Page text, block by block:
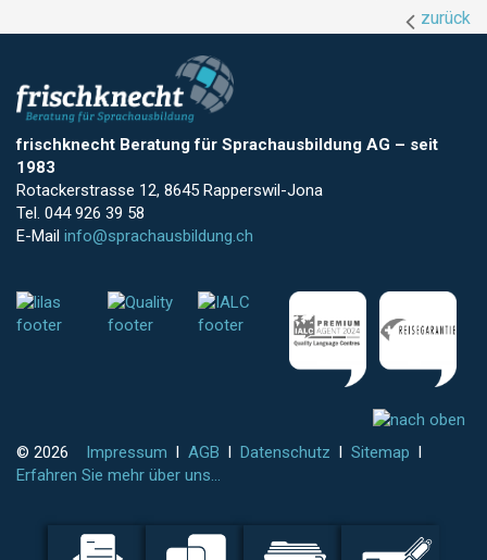
zurück
frischknecht Beratung für Sprachausbildung AG – seit
1983
Rotackerstrasse 12, 8645 Rapperswil-Jona
Tel. 044 926 39 58
E-Mail info@sprachausbildung.ch
© 2026 Impressum l AGB l Datenschutz l Sitemap l
Erfahren Sie mehr über uns...